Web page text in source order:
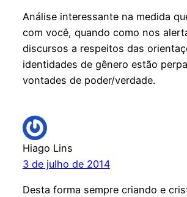
Análise interessante na medida
com você, quando como nos
discursos a respeitos das
identidades de gênero estão
vontades de poder/verdade.
Hiago Lins
3 de julho de 2014
Desta forma sempre criando e